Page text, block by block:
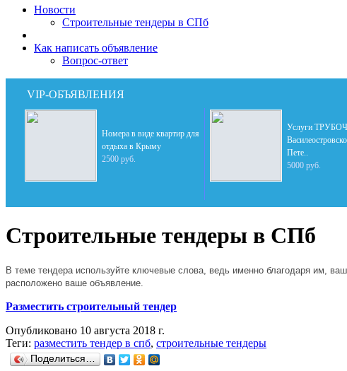
Новости
Строительные тендеры в СПб
Как написать объявление
Вопрос-ответ
VIP-ОБЪЯВЛЕНИЯ
Номера в виде квартир для
отдыха в Крыму
2500 руб.
Услуги
Пете..
5000 руб.
Строительные тендеры в СПб
В теме тендераиспользуйте ключевые слова, ведь именно благодаря им,
расположено ваше объявление.
Разместить строительный тендер
Опубликовано 10 августа 2018 г.
Теги: разместить тендер в спб, строительные тендеры
Поделиться…